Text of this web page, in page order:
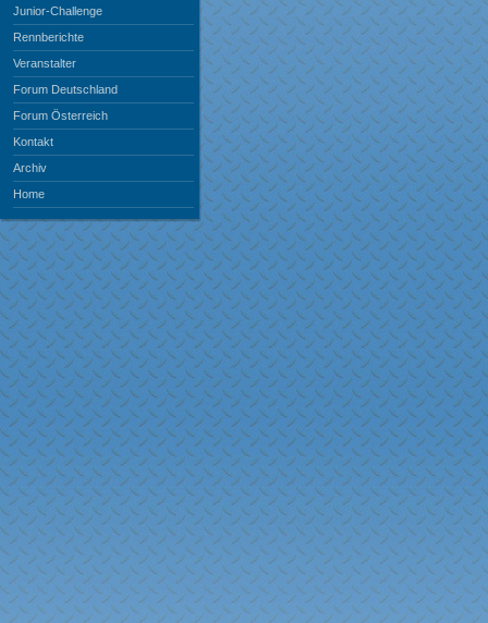
Junior-Challenge
Rennberichte
Veranstalter
Forum Deutschland
Forum Österreich
Kontakt
Archiv
Home